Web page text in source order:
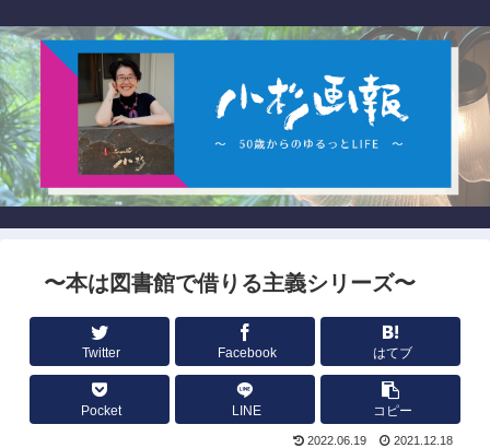
〜本は図書館で借りる主義シリーズ〜
Twitter Facebook はてブ
Pocket LINE コピー
2022.06.19 2021.12.18